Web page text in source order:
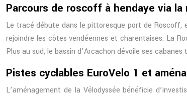
Parcours de roscoff à hendaye via
Le tracé débute dans le pittoresque port de Roscoff,
rejoindre les côtes vendéennes et charentaises. La
Plus au sud, le bassin d’Arcachon dévoile ses
Pistes cyclables EuroVelo 1 et
L’aménagement de la Vélodyssée bénéficie